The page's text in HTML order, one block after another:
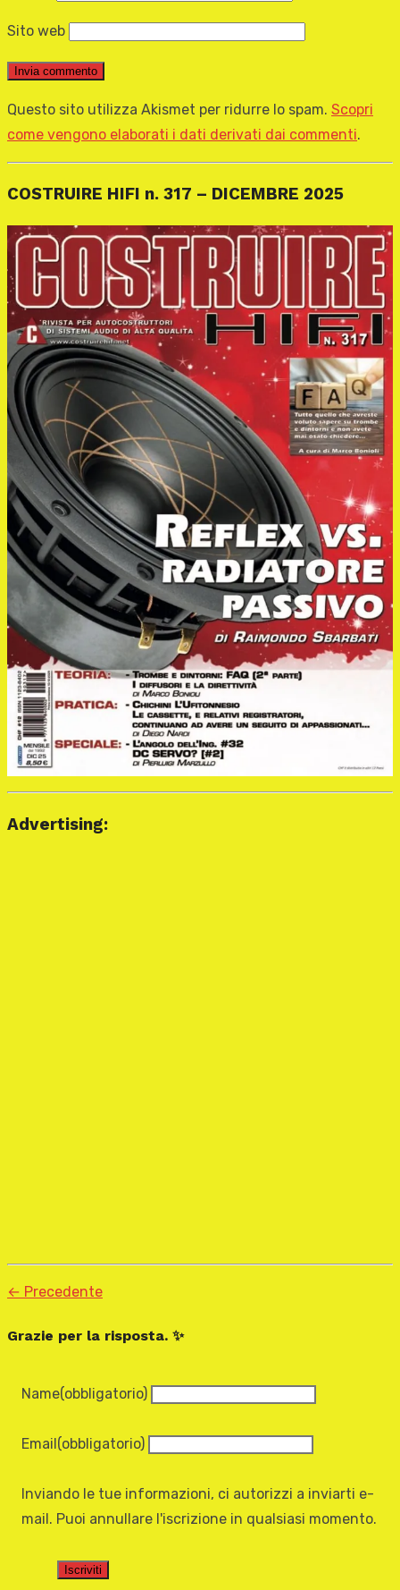
Sito web
Questo sito utilizza Akismet per ridurre lo spam. Scopri
come vengono elaborati i dati derivati dai commenti.
COSTRUIRE HIFI n. 317 – DICEMBRE 2025
Advertising:
← Precedente
Grazie per la risposta. ✨
Name(obbligatorio)
Email (obbligatorio)
Inviando le tue informazioni, ci autorizzi a inviarti e-
mail. Puoi annullare l'iscrizione in qualsiasi momento.
Iscriviti